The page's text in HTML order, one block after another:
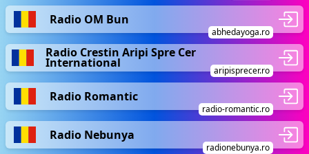
Radio OM Bun
abhedayoga.ro
Radio Crestin Aripi Spre Cer
International
aripisprecer.ro
Radio Romantic
radio-romantic.ro
Radio Nebunya
radionebunya.ro